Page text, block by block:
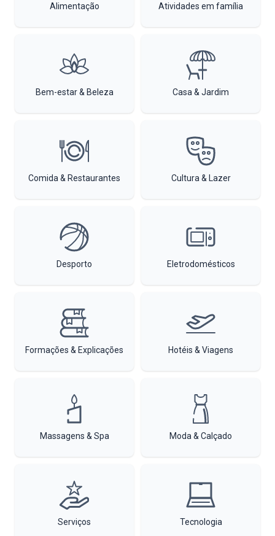
Alimentação Atividades em família
Bem-estar & Beleza Casa & Jardim
Comida & Restaurantes Cultura & Lazer
Desporto Eletrodomésticos
Formações & Explicações Hotéis & Viagens
Massagens & Spa Moda & Calçado
Serviços Tecnologia